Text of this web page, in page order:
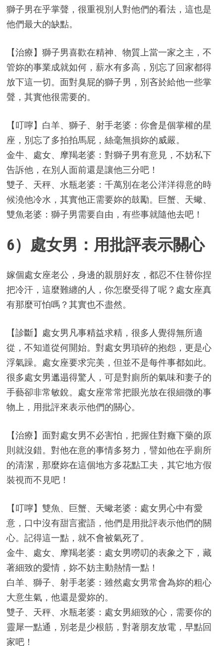
獅子男在乎掌聲，很重視別人對他們的看法，這也是
他們最大的缺點。
【治療】獅子男喜歡在精神、物質上當一家之主，不
管妳的事業成就如何，薪水有多高，別忘了回家都得
放下這一切。面對臭屁的獅子男，別吝於給他一些掌
聲，其實他很需要的。
【叮嚀】白羊、獅子、射手老婆：你會是個掌權的星
座，別忘了多拍拍馬屁，絲毫無損妳的威嚴。
金牛、處女、摩羯老婆：對獅子男有意見，不妨私下
告訴他，在別人面前還是讓他三分吧！
雙子、天秤、水瓶老婆：千萬別在老公洋洋得意的時
候澆他冷水，其實他正需要妳的鼓勵。巨蟹、天蠍、
雙魚老婆：獅子男需要自由，有些事就隨他去吧！
6）處女男：用批評表示關心
嫁個處女座老公，身邊的親朋好友，都忍不住替你捏
把冷汗，這麼難纏的人，你怎麼受得了呢？處女座真
有那麼可怕嗎？其實也不盡然。
【診斷】處女男凡事精益求精，很多人覺得無所適
從，不知道從何開始。對處女男瑣碎的抱怨，更是心
浮氣躁。處女座要求完美，但並不是每件事都如此。
很多處女男邋遢得驚人，可是對廁所的氣味和妻子的
手藝卻非常敏銳。處女座常常把眼光放在很細微的事
物上，用批評來表示他們的關心。
【治療】面對處女男不必害怕，把握住對癥下藥的原
則就沒錯。對他在意的事情多努力，譬如他在乎廁所
的清潔，那麼妳在這個地方多花點工夫，其它地方假
裝視而不見吧！
【叮嚀】雙魚、巨蟹、天蠍老婆：處女男心中有愛
意，口中沒有甜言蜜語，他們是用批評表示他們的關
心。記得這一點，就不會被氣死了。
金牛、處女、摩羯老婆：處女男嘮叨的表象之下，藏
著細致的愛情，妳不妨主動熱情一點！
白羊、獅子、射手老婆：雖然處女男常會為妳的粗心
大意生氣，他還是愛妳的。
雙子、天秤、水瓶老婆：處女男細致的心，需要你的
靈犀一點通，別老是少根筋，對著朋友放電，早點回
家吧！